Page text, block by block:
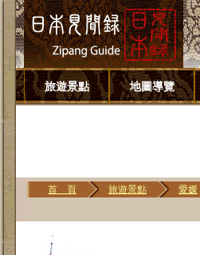
旅遊景點 地圖導覽
首 頁 旅遊景點 愛媛